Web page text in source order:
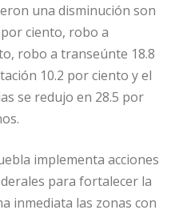
una disminución son
ciento, robo a
robo a transeúnte 18.8
10.2 por ciento y el
se redujo en 28.5 por
implementa acciones
para fortalecer la
inmediata las zonas con